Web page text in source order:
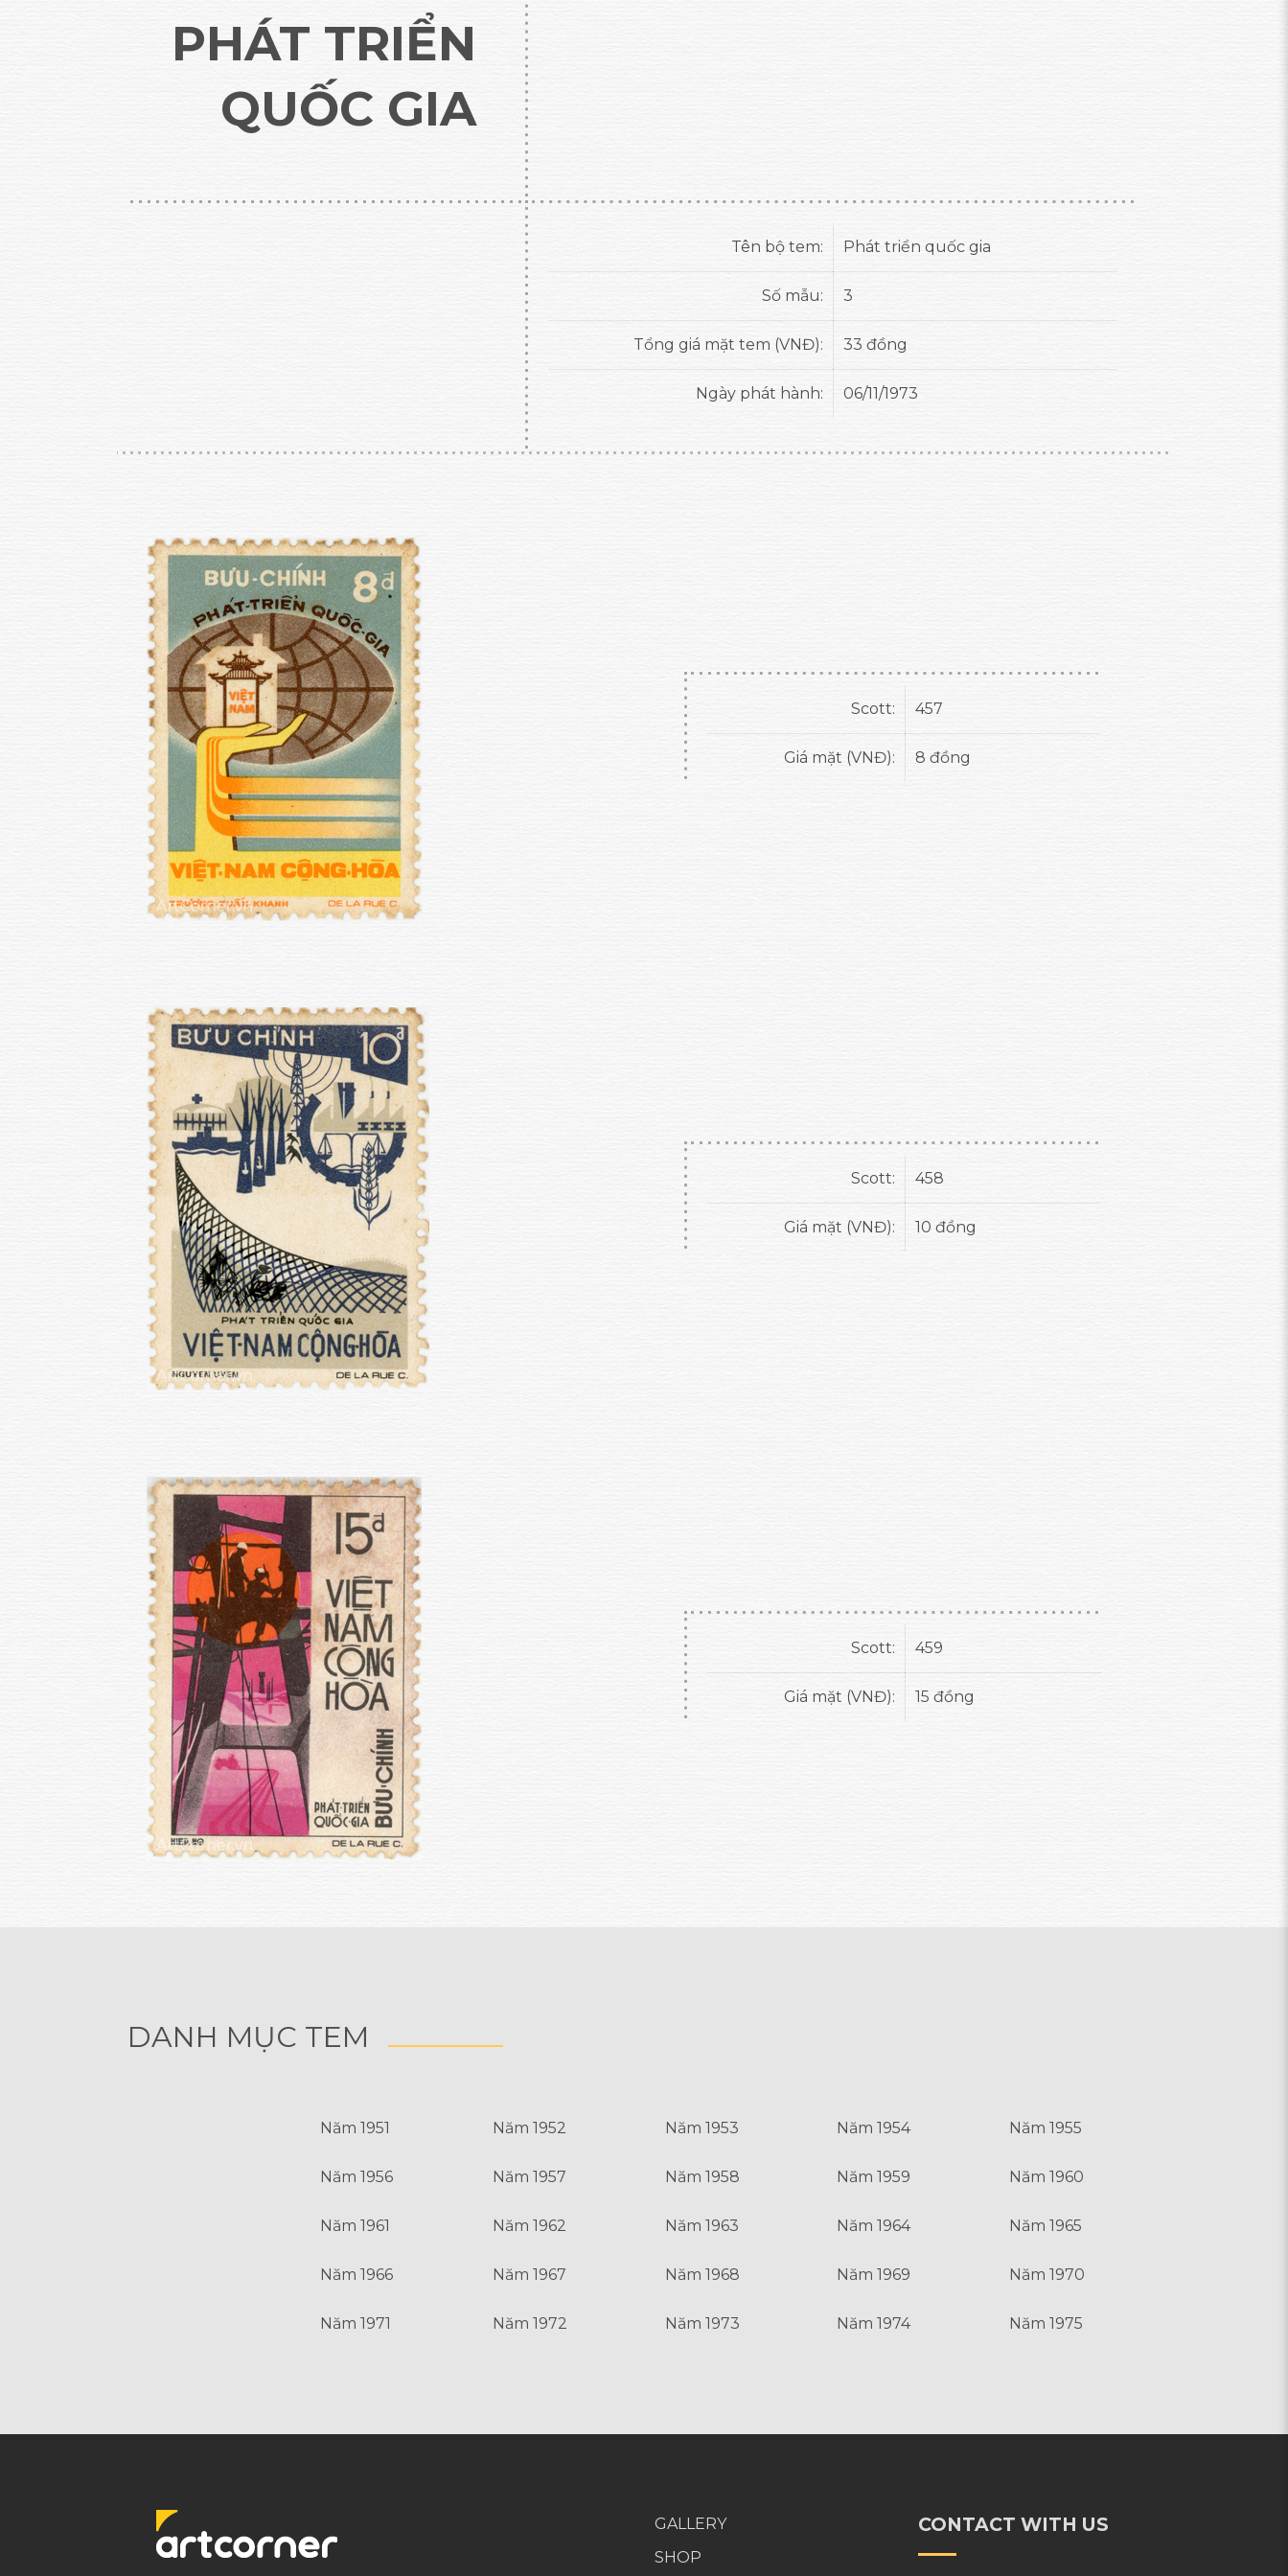
PHÁT TRIỂN
QUỐC GIA
Tên bộ tem: Phát triển quốc gia
Số mẫu: 3
Tổng giá mặt tem (VNĐ): 33 đồng
Ngày phát hành: 06/11/1973
Scott: 457
Giá mặt (VNĐ): 8 đồng
Scott: 458
Giá mặt (VNĐ): 10 đồng
Scott: 459
Giá mặt (VNĐ): 15 đồng
DANH MỤC TEM
Năm 1951 Năm 1952 Năm 1953 Năm 1954 Năm 1955
Năm 1956 Năm 1957 Năm 1958 Năm 1959 Năm 1960
Năm 1961 Năm 1962 Năm 1963 Năm 1964 Năm 1965
Năm 1966 Năm 1967 Năm 1968 Năm 1969 Năm 1970
Năm 1971 Năm 1972 Năm 1973 Năm 1974 Năm 1975
GALLERY
SHOP
CONTACT WITH US